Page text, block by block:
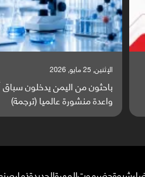
السبت, 23 مايو, 2026
صراع دولي يتصاعد قرب اليمن
ساحة مواجهة عالمية (ترجمة)